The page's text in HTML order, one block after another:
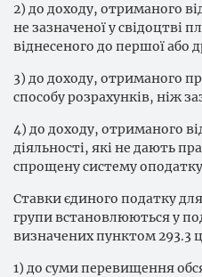
2) до доходу, отриманого
не зазначеної у свідоцтві
віднесеного до першої або
3) до доходу, отриманого
способу розрахунків, ніж
4) до доходу, отриманого
діяльності, які не дають
спрощену систему
Ставки єдиного податку
групи встановлюються у
визначених пунктом 293.3
1) до суми перевищення